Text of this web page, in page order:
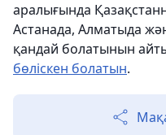
аралығында
Астанада, Алматыда
қандай болатынын
бөліскен болатын.